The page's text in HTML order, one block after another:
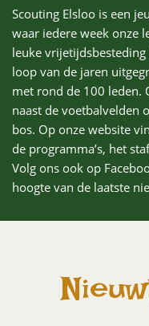
Scouting Elsloo is een
waar iedere week onze
leuke
loop van de jaren
met rond de 100 leden.
naast de voetbalvelden
bos. Op onze website
de programma’s, het
Volg ons ook op
hoogte van de laatste